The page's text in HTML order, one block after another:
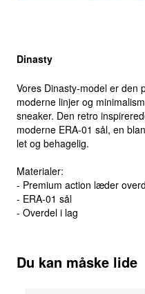
Dinasty
Vores Dinasty-model er den
moderne linjer og
sneaker. Den retro
moderne ERA-01 sål, en
let og behagelig.
Materialer:
- Premium action læder
- ERA-01 sål
- Overdel i lag
Du kan måske lide